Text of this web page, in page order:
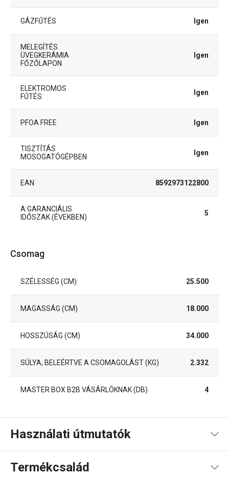
GÁZFŰTÉS Igen
MELEGÍTÉS
ÜVEGKERÁMIA
FŐZŐLAPON
Igen
ELEKTROMOS
FŰTÉS
Igen
PFOA FREE Igen
TISZTÍTÁS
MOSOGATÓGÉPBEN
Igen
EAN 8592973122800
A GARANCIÁLIS
IDŐSZAK (ÉVEKBEN)
5
Csomag
SZÉLESSÉG (CM) 25.500
MAGASSÁG (CM) 18.000
HOSSZÚSÁG (CM) 34.000
SÚLYA, BELEÉRTVE A CSOMAGOLÁST (KG) 2.332
MASTER BOX B2B VÁSÁRLÓKNAK (DB) 4
Használati útmutatók
Használati útmutató és biztonsági információk
Termékcsalád